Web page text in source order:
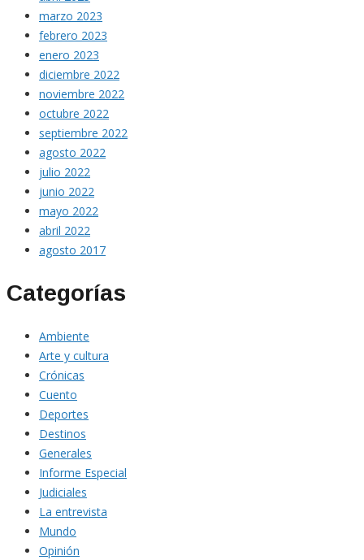
marzo 2023
febrero 2023
enero 2023
diciembre 2022
noviembre 2022
octubre 2022
septiembre 2022
agosto 2022
julio 2022
junio 2022
mayo 2022
abril 2022
agosto 2017
Categorías
Ambiente
Arte y cultura
Crónicas
Cuento
Deportes
Destinos
Generales
Informe Especial
Judiciales
La entrevista
Mundo
Opinión